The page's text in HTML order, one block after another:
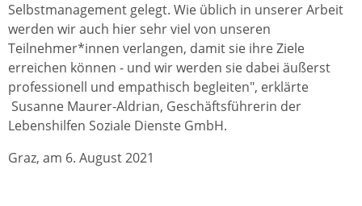
Selbstmanagement gelegt. Wie üblich in unserer Arbeit
werden wir auch hier sehr viel von unseren
Teilnehmer*innen verlangen, damit sie ihre Ziele
erreichen können - und wir werden sie dabei äußerst
professionell und empathisch begleiten", erklärte
Susanne Maurer-Aldrian, Geschäftsführerin der
Lebenshilfen Soziale Dienste GmbH.
Graz, am 6. August 2021